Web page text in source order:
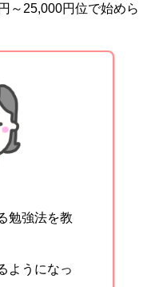
～25,000円位で始めら
勉強法を教
ようになっ